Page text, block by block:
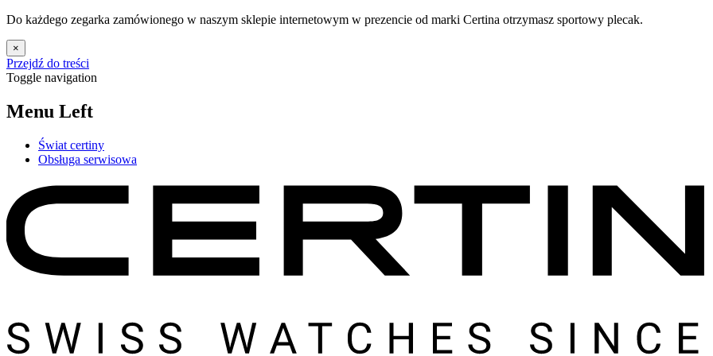
Do każdego zegarka zamówionego w naszym sklepie internetowym w prezencie od marki Certina otrzymasz sportowy plecak.
×
Przejdź do treści
Toggle navigation
Menu Left
Świat certiny
Obsługa serwisowa